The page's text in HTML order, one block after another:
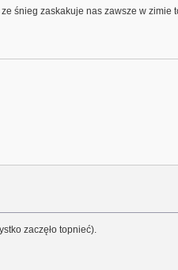
śnieg zaskakuje nas zawsze w
zaczęło topnieć).